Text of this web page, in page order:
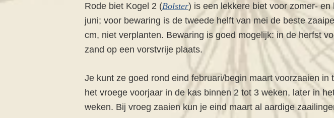
Rode biet Kogel 2 (Bolster) is een lekkere biet voor zomer-
juni; voor bewaring is de tweede helft van mei de beste
cm, niet verplanten. Bewaring is goed mogelijk: in de herfst
zand op een vorstvrije plaats.
Je kunt ze goed rond eind februari/begin maart voorzaaien
het vroege voorjaar in de kas binnen 2 tot 3 weken, later in
weken. Bij vroeg zaaien kun je eind maart al aardige